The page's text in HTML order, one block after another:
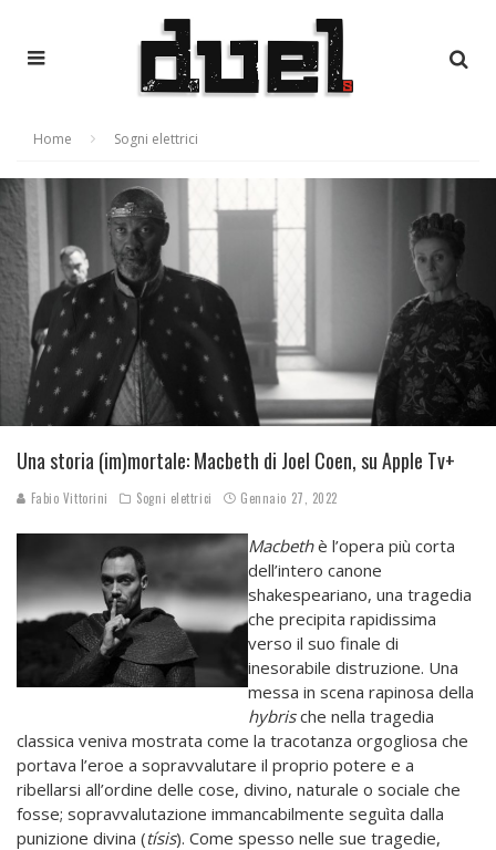
Home Sogni elettrici
Una storia (im)mortale: Macbeth di Joel Coen, su Apple Tv+
Fabio Vittorini Sogni elettrici Gennaio 27, 2022
Macbethè l’opera più corta
dell’intero canone
shakespeariano, una tragedia
che precipita rapidissima
verso il suo finale di
inesorabile distruzione. Una
messa in scena rapinosa della
hybrische nella tragedia
classica veniva mostrata come la tracotanza orgogliosa che
portava l’eroe a sopravvalutare il proprio potere e a
ribellarsi all’ordine delle cose, divino, naturale o sociale che
fosse; sopravvalutazione immancabilmente seguìta dalla
punizione divina (tísis). Come spesso nelle sue tragedie,